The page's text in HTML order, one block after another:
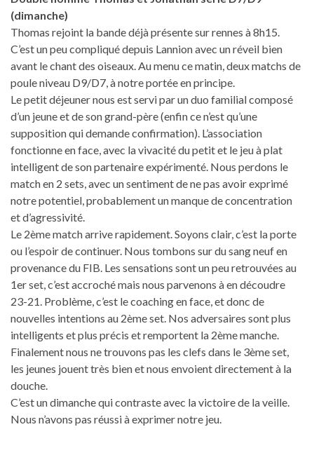
(dimanche)
Thomas rejoint la bande déjà présente sur rennes à 8h15.
C’est un peu compliqué depuis Lannion avec un réveil bien
avant le chant des oiseaux. Au menu ce matin, deux matchs de
poule niveau D9/D7, à notre portée en principe.
Le petit déjeuner nous est servi par un duo familial composé
d’un jeune et de son grand-père (enfin ce n’est qu’une
supposition qui demande confirmation). L’association
fonctionne en face, avec la vivacité du petit et le jeu à plat
intelligent de son partenaire expérimenté. Nous perdons le
match en 2 sets, avec un sentiment de ne pas avoir exprimé
notre potentiel, probablement un manque de concentration
et d’agressivité.
Le 2ème match arrive rapidement. Soyons clair, c’est la porte
ou l’espoir de continuer. Nous tombons sur du sang neuf en
provenance du FIB. Les sensations sont un peu retrouvées au
1er set, c’est accroché mais nous parvenons à en découdre
23-21. Problème, c’est le coaching en face, et donc de
nouvelles intentions au 2ème set. Nos adversaires sont plus
intelligents et plus précis et remportent la 2ème manche.
Finalement nous ne trouvons pas les clefs dans le 3ème set,
les jeunes jouent très bien et nous envoient directement à la
douche.
C’est un dimanche qui contraste avec la victoire de la veille.
Nous n’avons pas réussi à exprimer notre jeu.